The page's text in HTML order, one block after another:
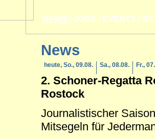
NEWS JOBS EVENTS
News
heute, So., 09.08. Sa., 08.08. Fr.,
2. Schoner-Regatta
Rostock
Journalistischer
Mitsegeln für